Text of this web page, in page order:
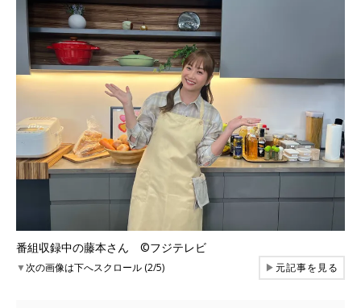
番組収録中の藤本さん ©フジテレビ
▼次の画像は下へスクロール (2/5) ▶元記事を見る